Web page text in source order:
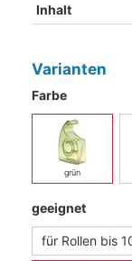
Inhalt
Varianten
Farbe
grün
geeignet
für Rollen bis